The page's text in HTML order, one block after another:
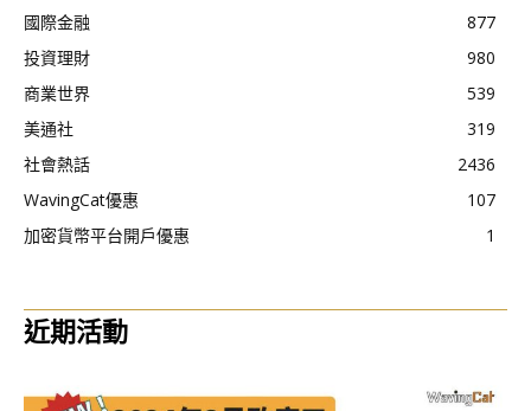
國際金融
877
投資理財
980
商業世界
539
美通社
319
社會熱話
2436
WavingCat優惠
107
加密貨幣平台開戶優惠
1
近期活動